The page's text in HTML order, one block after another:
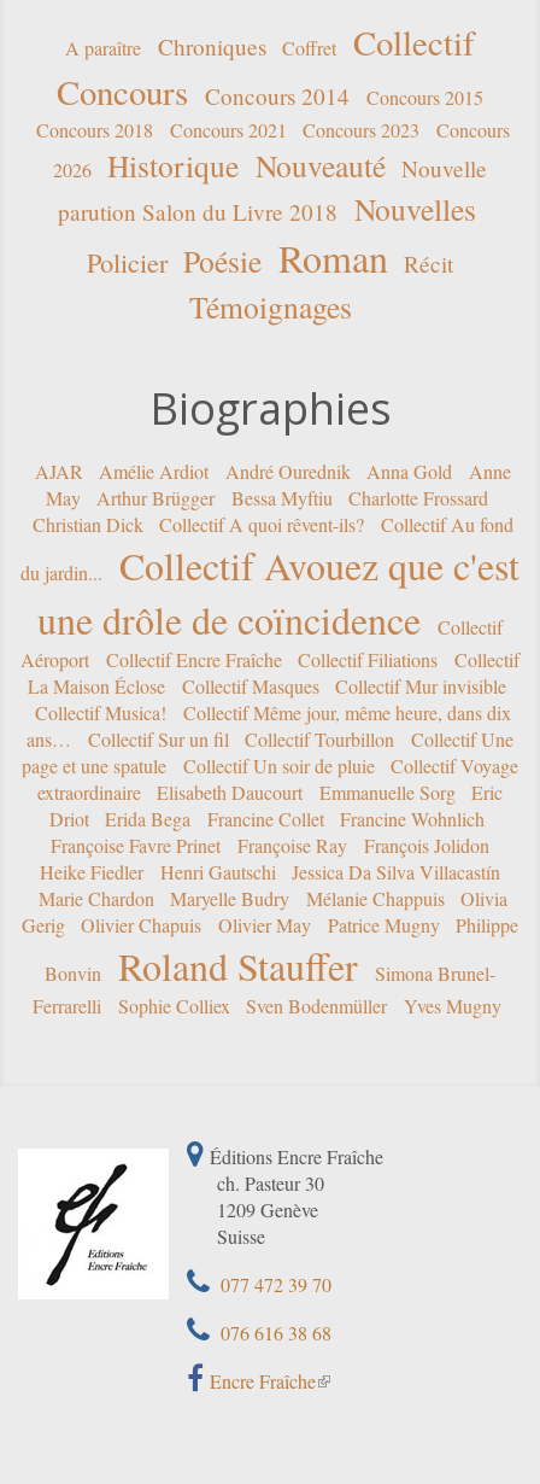
A paraître Chroniques Coffret
Collectif
Concours Concours 2014
Concours 2015
Concours 2018
Concours 2021 Concours 2023
Concours
2026
Historique Nouveauté Nouvelle
parution Salon du Livre 2018 Nouvelles
Policier Poésie Roman Récit
Témoignages
Biographies
AJAR Amélie Ardiot André Ourednik Anna Gold
Anne
May
Arthur Brügger Bessa Myftiu
Charlotte Frossard
Christian Dick
Collectif A quoi rêvent-ils?
Collectif Au fond
du jardin...
Collectif Avouez que c'est
une drôle de coïncidence
Collectif
Aéroport
Collectif Encre Fraîche Collectif Filiations
Collectif
La Maison Éclose
Collectif Masques
Collectif Mur invisible
Collectif Musica!
Collectif Même jour, même heure, dans dix
ans…
Collectif Sur un fil Collectif Tourbillon
Collectif Une
page et une spatule
Collectif Un soir de pluie
Collectif Voyage
extraordinaire
Elisabeth Daucourt Emmanuelle Sorg
Eric
Driot
Erida Bega Francine Collet
Francine Wohnlich
Françoise Favre Prinet
Françoise Ray
François Jolidon
Heike Fiedler
Henri Gautschi
Jessica Da Silva Villacastín
Marie Chardon
Maryelle Budry Mélanie Chappuis
Olivia
Gerig
Olivier Chapuis Olivier May Patrice Mugny
Philippe
Bonvin
Roland Stauffer
Simona Brunel-
Ferrarelli
Sophie Colliex Sven Bodenmüller Yves Mugny
Éditions Encre Fraîche
ch. Pasteur 30
1209 Genève
Suisse
077 472 39 70
076 616 38 68
Encre Fraîche